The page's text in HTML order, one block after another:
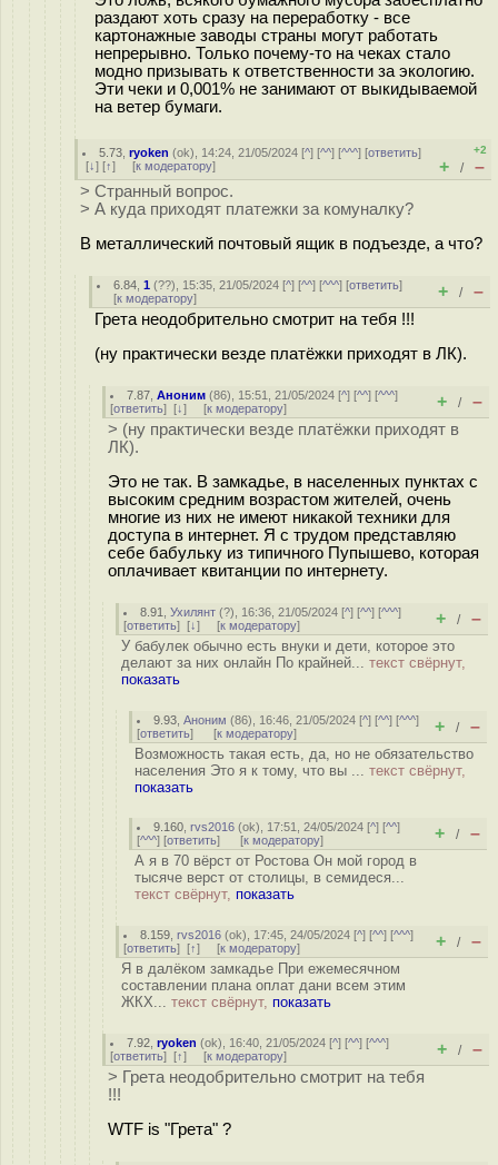
раздают хоть сразу на переработку - все
картонажные заводы страны могут работать
непрерывно. Только почему-то на чеках стало
модно призывать к ответственности за экологию.
Эти чеки и 0,001% не занимают от выкидываемой
на ветер бумаги.
5.73 ,ryoken (ok), 14:24, 21/05/2024 [^] [^^] [^^^] [ответить]
[↓] [↑] [к модератору]
+2
+ / –
> Странный вопрос.
> А куда приходят платежки за комуналку?
В металлический почтовый ящик в подъезде, а что?
6.84 ,1 (??), 15:35, 21/05/2024 [^] [^^] [^^^] [ответить]
[к модератору] + / –
Грета неодобрительно смотрит на тебя !!!
(ну практически везде платёжки приходят в ЛК).
7.87 ,Аноним (86), 15:51, 21/05/2024 [^] [^^] [^^^]
[ответить] [↓] [к модератору] + / –
> (ну практически везде платёжки приходят в
ЛК).
Это не так. В замкадье, в населенных пунктах с
высоким средним возрастом жителей, очень
многие из них не имеют никакой техники для
доступа в интернет. Я с трудом представляю
себе бабульку из типичного Пупышево, которая
оплачивает квитанции по интернету.
8.91 ,Ухилянт (?), 16:36, 21/05/2024 [^] [^^] [^^^]
[ответить] [↓] [к модератору] + / –
У бабулек обычно есть внуки и дети, которое это
делают за них онлайн По крайней... текст свёрнут,
показать
9.93 ,Аноним (86), 16:46, 21/05/2024 [^] [^^] [^^^]
[ответить] [к модератору] + / –
Возможность такая есть, да, но не обязательство
населения Это я к тому, что вы ... текст свёрнут,
показать
9.160 ,rvs2016 (ok), 17:51, 24/05/2024 [^] [^^]
[^^^] [ответить] [к модератору] + / –
А я в 70 вёрст от Ростова Он мой город в
тысяче верст от столицы, в семидеся...
текст свёрнут, показать
8.159 ,rvs2016 (ok), 17:45, 24/05/2024 [^] [^^] [^^^]
[ответить] [↑] [к модератору] + / –
Я в далёком замкадье При ежемесячном
составлении плана оплат дани всем этим
ЖКХ... текст свёрнут, показать
7.92 ,ryoken (ok), 16:40, 21/05/2024 [^] [^^] [^^^]
[ответить] [↑] [к модератору] + / –
> Грета неодобрительно смотрит на тебя
!!!
WTF is "Грета" ?